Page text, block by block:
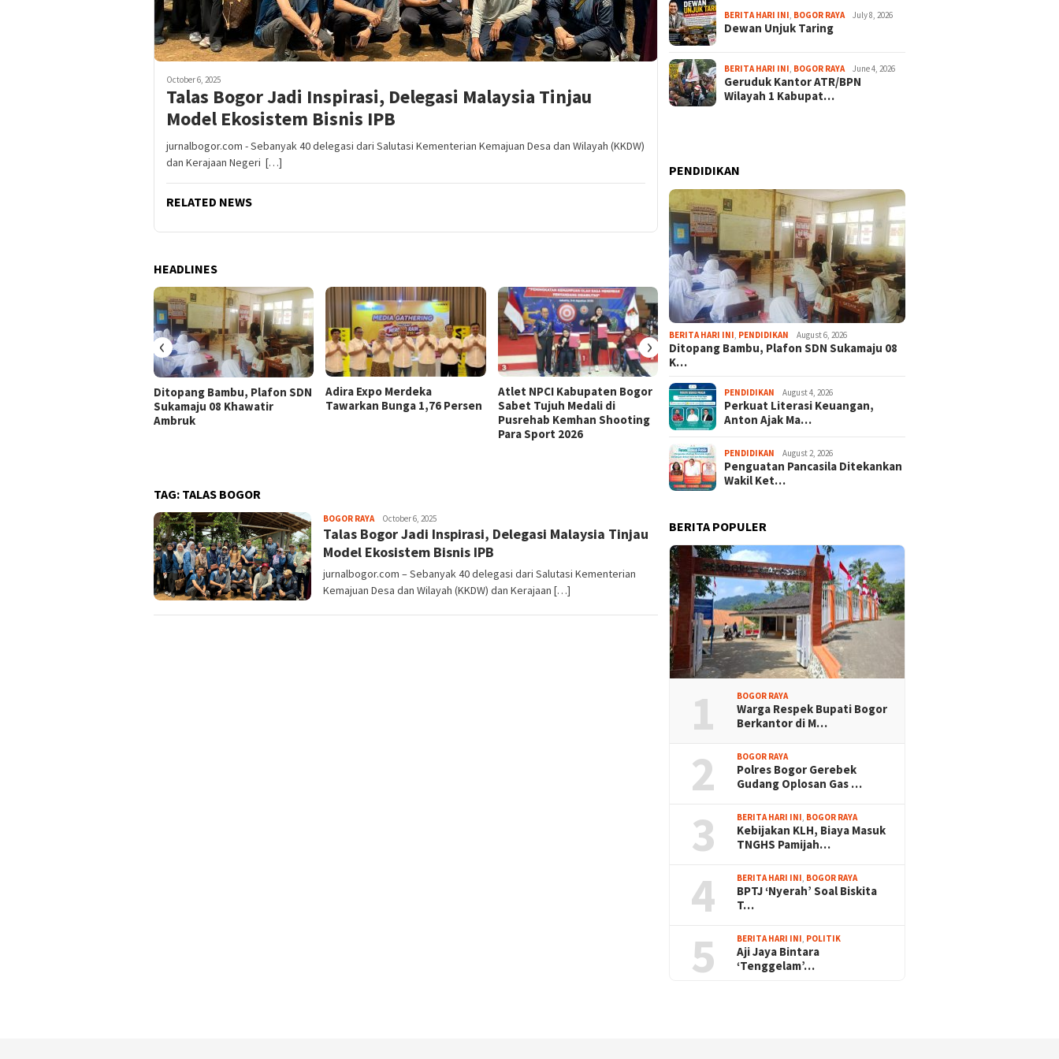
October 6, 2025
Talas Bogor Jadi Inspirasi, Delegasi Malaysia Tinjau
Model Ekosistem Bisnis IPB
jurnalbogor.com - Sebanyak 40 delegasi dari Salutasi Kementerian Kemajuan Desa dan Wilayah (KKDW)
dan Kerajaan Negeri […]
RELATED NEWS
HEADLINES
Ditopang Bambu, Plafon SDN
Sukamaju 08 Khawatir
Ambruk
Adira Expo Merdeka
Tawarkan Bunga 1,76 Persen
Atlet NPCI Kabupaten Bogor
Sabet Tujuh Medali di
Pusrehab Kemhan Shooting
Para Sport 2026
Ajang Promosi Wisata,
Ratusan Peserta Ikuti Tour
Malasari Halimun Salak 2026
Pembangunan Wisma dan
‹ ›
TAG: TALAS BOGOR
BOGOR RAYASayyev
October 6, 2025
Talas Bogor Jadi Inspirasi, Delegasi Malaysia Tinjau
Model Ekosistem Bisnis IPB
jurnalbogor.com – Sebanyak 40 delegasi dari Salutasi Kementerian
Kemajuan Desa dan Wilayah (KKDW) dan Kerajaan […]
BERITA HARI INI BOGOR RAYA July 8, 2026
Dewan Unjuk Taring
BERITA HARI INI BOGOR RAYA June 4, 2026
Geruduk Kantor ATR/BPN
Wilayah 1 Kabupat…
PENDIDIKAN
BERITA HARI INI PENDIDIKAN August 6, 2026
Ditopang Bambu, Plafon SDN Sukamaju 08
K…
PENDIDIKAN August 4, 2026
Perkuat Literasi Keuangan,
Anton Ajak Ma…
PENDIDIKAN August 2, 2026
Penguatan Pancasila Ditekankan
Wakil Ket…
BERITA POPULER
1 BOGOR RAYA
Warga Respek Bupati Bogor
Berkantor di M…
2 BOGOR RAYA
Polres Bogor Gerebek
Gudang Oplosan Gas …
3 BERITA HARI INI, BOGOR RAYA
Kebijakan KLH, Biaya Masuk
TNGHS Pamijah…
4 BERITA HARI INI, BOGOR RAYA
BPTJ ‘Nyerah’ Soal Biskita
T…
5 BERITA HARI INI, POLITIK
Aji Jaya Bintara
‘Tenggelam’…